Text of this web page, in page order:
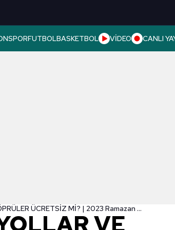
FUTBOLBASKETBOL VİDEO CANLI
BAYRAMDA OTOYOLLAR VE KÖPRÜLER ÜCRETSİZ Mİ? | 2023 Ramazan Bayramı'nda ve Arife günü yollar bedava mı? - Köprü ve otoyol ücretleri
VE